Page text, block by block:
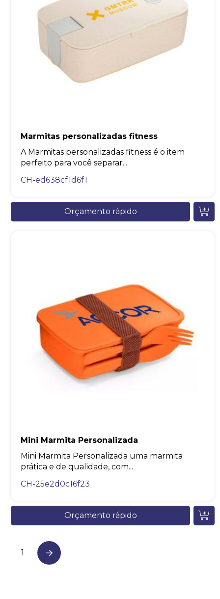
Marmitas personalizadas fitness
A Marmitas personalizadas fitness é o item
perfeito para você separar...
CH-ed638cf1d6f1
Orçamento rápido
Mini Marmita Personalizada
Mini Marmita Personalizada uma marmita
prática e de qualidade, com...
CH-25e2d0c16f23
Orçamento rápido
1 Next